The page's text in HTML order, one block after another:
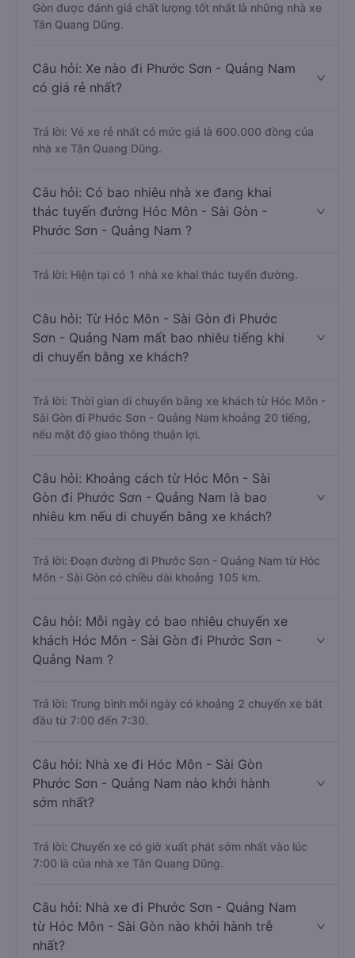
Gòn được đánh giá chất lượng tốt nhất là những nhà xe
Tân Quang Dũng.
Câu hỏi: Xe nào đi Phước Sơn - Quảng Nam
có giá rẻ nhất?
Trả lời: Vé xe rẻ nhất có mức giá là 600.000 đồng của
nhà xe Tân Quang Dũng.
Câu hỏi: Có bao nhiêu nhà xe đang khai
thác tuyến đường Hóc Môn - Sài Gòn -
Phước Sơn - Quảng Nam ?
Trả lời: Hiện tại có 1 nhà xe khai thác tuyến đường.
Câu hỏi: Từ Hóc Môn - Sài Gòn đi Phước
Sơn - Quảng Nam mất bao nhiêu tiếng khi
di chuyển bằng xe khách?
Trả lời: Thời gian di chuyển bằng xe khách từ Hóc Môn -
Sài Gòn đi Phước Sơn - Quảng Nam khoảng 20 tiếng,
nếu mật độ giao thông thuận lợi.
Câu hỏi: Khoảng cách từ Hóc Môn - Sài
Gòn đi Phước Sơn - Quảng Nam là bao
nhiêu km nếu di chuyển bằng xe khách?
Trả lời: Đoạn đường đi Phước Sơn - Quảng Nam từ Hóc
Môn - Sài Gòn có chiều dài khoảng 105 km.
Câu hỏi: Mỗi ngày có bao nhiêu chuyến xe
khách Hóc Môn - Sài Gòn đi Phước Sơn -
Quảng Nam ?
Trả lời: Trung bình mỗi ngày có khoảng 2 chuyến xe bắt
đầu từ 7:00 đến 7:30.
Câu hỏi: Nhà xe đi Hóc Môn - Sài Gòn
Phước Sơn - Quảng Nam nào khởi hành
sớm nhất?
Trả lời: Chuyến xe có giờ xuất phát sớm nhất vào lúc
7:00 là của nhà xe Tân Quang Dũng.
Câu hỏi: Nhà xe đi Phước Sơn - Quảng Nam
từ Hóc Môn - Sài Gòn nào khởi hành trễ
nhất?